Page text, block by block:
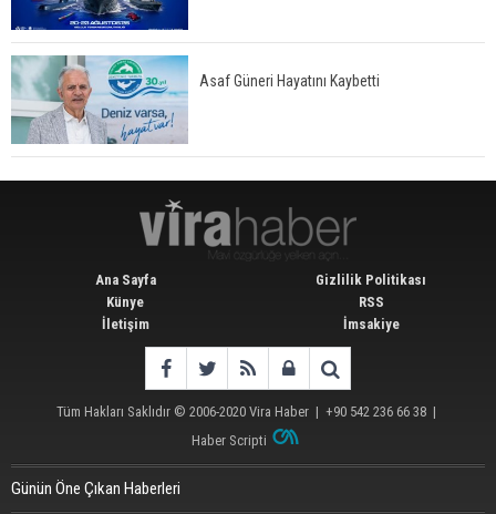
Asaf Güneri Hayatını Kaybetti
Ana Sayfa
Künye
İletişim
Gizlilik Politikası
RSS
İmsakiye
Tüm Hakları Saklıdır © 2006-2020 Vira Haber | +90 542 236 66 38 |
Haber Scripti
Günün Öne Çıkan Haberleri